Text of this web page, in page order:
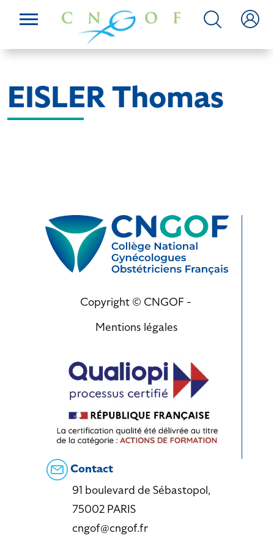
EISLER Thomas
Copyright © CNGOF -
Mentions légales
Contact
91 boulevard de Sébastopol,
75002 PARIS
cngof@cngof.fr